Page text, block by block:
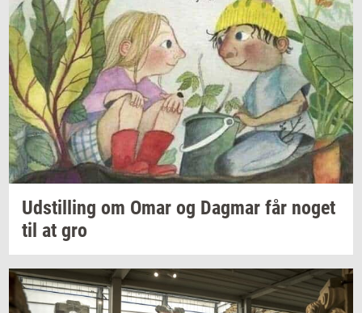
Ud­stil­ling om Omar og Dag­mar får noget
til at gro